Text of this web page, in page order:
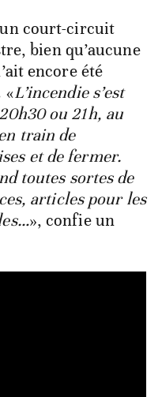
court-circuit
bien qu’aucune
encore été
«L’incendie s’est
ou 21h, au
train de
et de fermer.
toutes sortes de
articles pour les
», confie un